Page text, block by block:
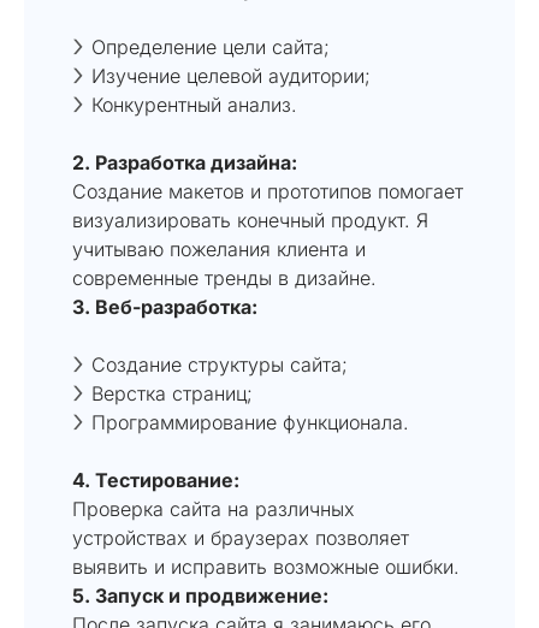
Определение цели сайта;
Изучение целевой аудитории;
Конкурентный анализ.
2. Разработка дизайна:
Создание макетов и прототипов помогает
визуализировать конечный продукт. Я
учитываю пожелания клиента и
современные тренды в дизайне.
3. Веб-разработка:
Создание структуры сайта;
Верстка страниц;
Программирование функционала.
4. Тестирование:
Проверка сайта на различных
устройствах и браузерах позволяет
выявить и исправить возможные ошибки.
5. Запуск и продвижение: